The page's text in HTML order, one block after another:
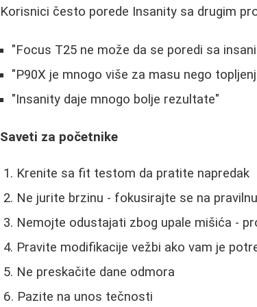
Korisnici često porede Insanity sa drugim
"Focus T25 ne može da se poredi sa
"P90X je mnogo više za masu nego
"Insanity daje mnogo bolje rezultate"
Saveti za početnike
Krenite sa fit testom da pratite napredak
Ne jurite brzinu - fokusirajte se na
Nemojte odustajati zbog upale mišića -
Pravite modifikacije vežbi ako vam je
Ne preskačite dane odmora
Pazite na unos tečnosti